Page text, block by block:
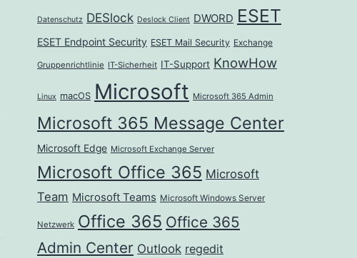
Datenschutz DESlock Deslock Client DWORD ESET
ESET Endpoint Security ESET Mail Security Exchange
Gruppenrichtlinie IT-Sicherheit IT-Support KnowHow
Linux macOS Microsoft Microsoft 365 Admin
Microsoft 365 Message Center
Microsoft Edge Microsoft Exchange Server
Microsoft Office 365 Microsoft
Team Microsoft Teams Microsoft Windows Server
Netzwerk Office 365 Office 365
Admin Center Outlook regedit